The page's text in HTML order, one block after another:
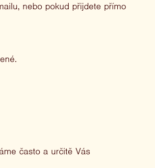
nebo pokud přijdete přímo
často a určitě Vás